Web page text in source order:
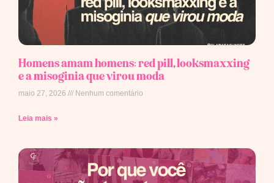
Homens amam homens: red pill, looksmaxxing
e a misoginia que virou moda
maio 27, 2026 Nenhum comentário
Leia mais »